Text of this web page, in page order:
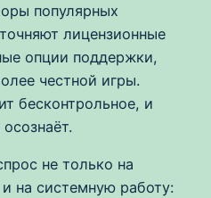
популярных
лицензионные
опции поддержки,
честной игры.
бесконтрольное, и
не только на
на системную работу: